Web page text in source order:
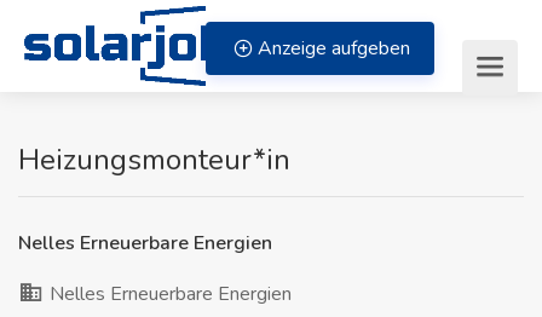
Zum Inhalt springen
Anzeige aufgeben
Heizungsmonteur*in
Nelles Erneuerbare Energien
Nelles Erneuerbare Energien